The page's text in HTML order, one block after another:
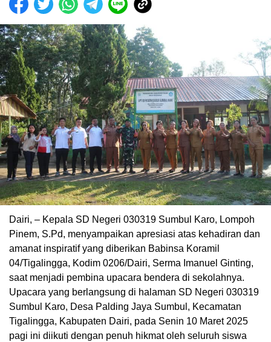
Dairi, – Kepala SD Negeri 030319 Sumbul Karo, Lompoh
Pinem, S.Pd, menyampaikan apresiasi atas kehadiran dan
amanat inspiratif yang diberikan Babinsa Koramil
04/Tigalingga, Kodim 0206/Dairi, Serma Imanuel Ginting,
saat menjadi pembina upacara bendera di sekolahnya.
Upacara yang berlangsung di halaman SD Negeri 030319
Sumbul Karo, Desa Palding Jaya Sumbul, Kecamatan
Tigalingga, Kabupaten Dairi, pada Senin 10 Maret 2025
pagi ini diikuti dengan penuh hikmat oleh seluruh siswa